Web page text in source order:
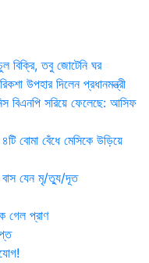
বিক্রি, তবু জোটেনি ঘর
উপহার দিলেন প্রধানমন্ত্রী
বিএনপি সরিয়ে ফেলেছে: আসিফ
বোমা বেঁধে মেসিকে উড়িয়ে
বাস যেন মৃ/ত্যু/দূত
গেল প্রাণ